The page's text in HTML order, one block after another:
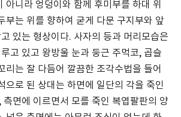
아니라 엉덩이와 함께 후미부를 하대 위
부는 위를 향하여 굳게 다문 구지부와 앞
있는 형상이다. 사자의 등과 머리모습은
고 있고 왕방울 눈과 둥근 주먹코, 곱슬
리는 잘 다듬어 깔끔한 조각수법을 들어
으로 된 상대는 하면에 일단의 각을 죽인
측면에 이르면서 모를 죽인 복엽팔판의 양